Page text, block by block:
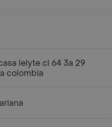
lelyte cl 64 3a 29
colombia